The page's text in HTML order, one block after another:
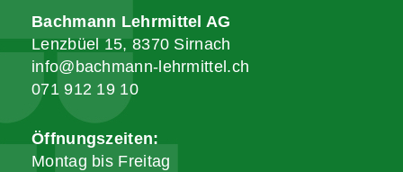
Bachmann Lehrmittel AG
Lenzbüel 15, 8370 Sirnach
info@bachmann-lehrmittel.ch
071 912 19 10
Öffnungszeiten:
Montag bis Freitag